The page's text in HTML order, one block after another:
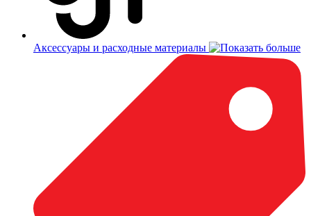
Аксессуары и расходные материалы